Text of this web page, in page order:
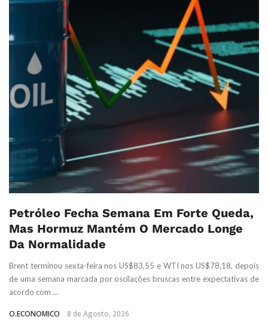
Petróleo Fecha Semana Em Forte Queda,
Mas Hormuz Mantém O Mercado Longe
Da Normalidade
Brent terminou sexta-feira nos US$83,55 e WTI nos US$78,18, depois
de uma semana marcada por oscilações bruscas entre expectativas de
acordo com ...
O.ECONOMICO 8 de Agosto, 2026